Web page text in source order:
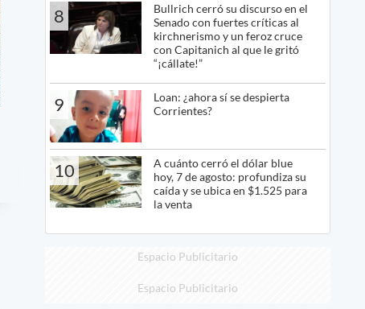
8
Bullrich cerró su discurso en el
Senado con fuertes críticas al
kirchnerismo y un feroz cruce
con Capitanich al que le gritó
“¡cállate!”
9
Loan: ¿ahora sí se despierta
Corrientes?
10
A cuánto cerró el dólar blue
hoy, 7 de agosto: profundiza su
caída y se ubica en $1.525 para
la venta
Espacio Publicitario
Espacio Publicitario